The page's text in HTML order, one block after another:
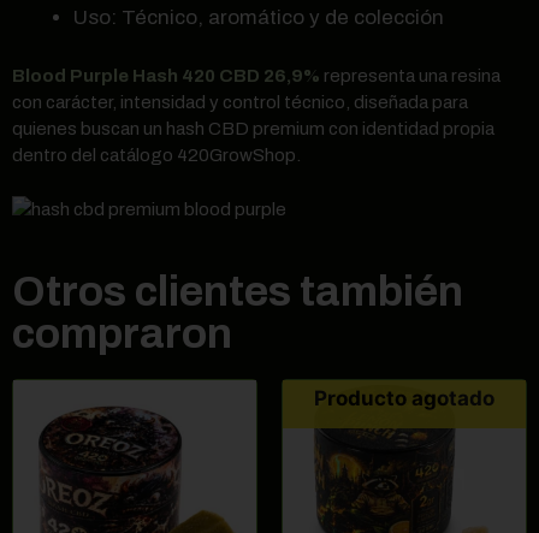
Uso: Técnico, aromático y de colección
Blood Purple Hash 420 CBD 26,9% representa una resina
con carácter, intensidad y control técnico, diseñada para
quienes buscan un hash CBD premium con identidad propia
dentro del catálogo 420GrowShop.
Otros clientes también
compraron
Producto agotado